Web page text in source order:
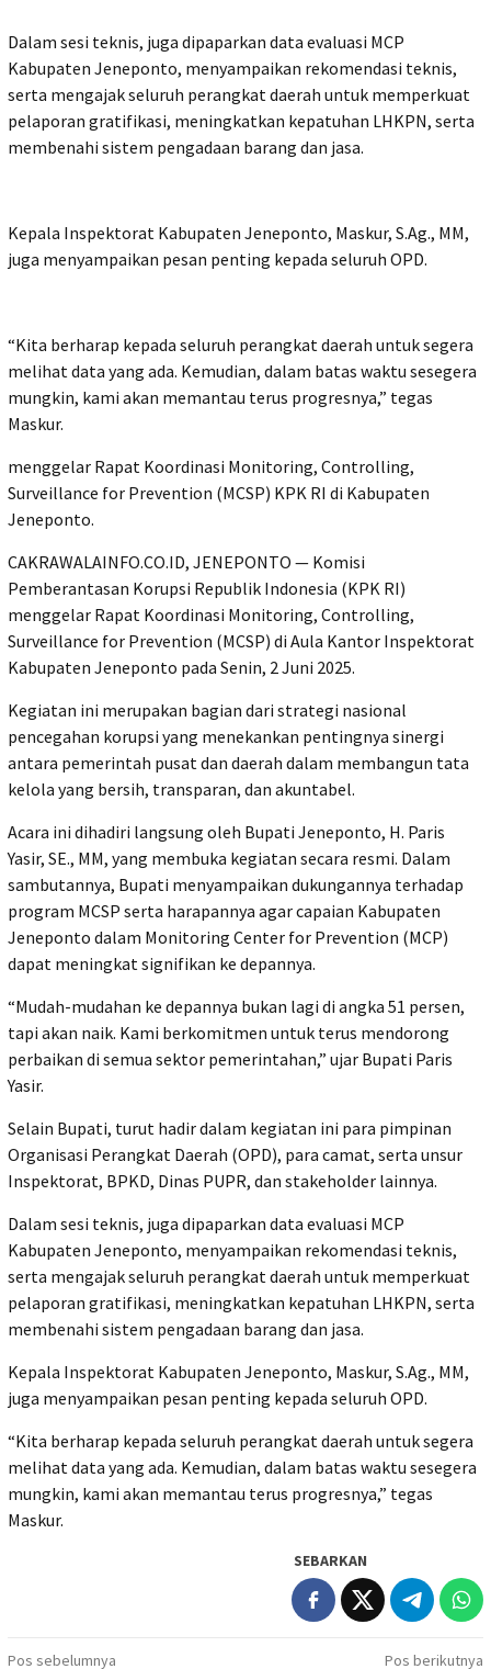
Dalam sesi teknis, juga dipaparkan data evaluasi MCP
Kabupaten Jeneponto, menyampaikan rekomendasi teknis,
serta mengajak seluruh perangkat daerah untuk memperkuat
pelaporan gratifikasi, meningkatkan kepatuhan LHKPN, serta
membenahi sistem pengadaan barang dan jasa.
Kepala Inspektorat Kabupaten Jeneponto, Maskur, S.Ag., MM,
juga menyampaikan pesan penting kepada seluruh OPD.
“Kita berharap kepada seluruh perangkat daerah untuk segera
melihat data yang ada. Kemudian, dalam batas waktu sesegera
mungkin, kami akan memantau terus progresnya,” tegas
Maskur.
menggelar Rapat Koordinasi Monitoring, Controlling,
Surveillance for Prevention (MCSP) KPK RI di Kabupaten
Jeneponto.
CAKRAWALAINFO.CO.ID, JENEPONTO — Komisi
Pemberantasan Korupsi Republik Indonesia (KPK RI)
menggelar Rapat Koordinasi Monitoring, Controlling,
Surveillance for Prevention (MCSP) di Aula Kantor Inspektorat
Kabupaten Jeneponto pada Senin, 2 Juni 2025.
Kegiatan ini merupakan bagian dari strategi nasional
pencegahan korupsi yang menekankan pentingnya sinergi
antara pemerintah pusat dan daerah dalam membangun tata
kelola yang bersih, transparan, dan akuntabel.
Acara ini dihadiri langsung oleh Bupati Jeneponto, H. Paris
Yasir, SE., MM, yang membuka kegiatan secara resmi. Dalam
sambutannya, Bupati menyampaikan dukungannya terhadap
program MCSP serta harapannya agar capaian Kabupaten
Jeneponto dalam Monitoring Center for Prevention (MCP)
dapat meningkat signifikan ke depannya.
“Mudah-mudahan ke depannya bukan lagi di angka 51 persen,
tapi akan naik. Kami berkomitmen untuk terus mendorong
perbaikan di semua sektor pemerintahan,” ujar Bupati Paris
Yasir.
Selain Bupati, turut hadir dalam kegiatan ini para pimpinan
Organisasi Perangkat Daerah (OPD), para camat, serta unsur
Inspektorat, BPKD, Dinas PUPR, dan stakeholder lainnya.
Dalam sesi teknis, juga dipaparkan data evaluasi MCP
Kabupaten Jeneponto, menyampaikan rekomendasi teknis,
serta mengajak seluruh perangkat daerah untuk memperkuat
pelaporan gratifikasi, meningkatkan kepatuhan LHKPN, serta
membenahi sistem pengadaan barang dan jasa.
Kepala Inspektorat Kabupaten Jeneponto, Maskur, S.Ag., MM,
juga menyampaikan pesan penting kepada seluruh OPD.
“Kita berharap kepada seluruh perangkat daerah untuk segera
melihat data yang ada. Kemudian, dalam batas waktu sesegera
mungkin, kami akan memantau terus progresnya,” tegas
Maskur.
SEBARKAN
Pos sebelumnya Pos berikutnya